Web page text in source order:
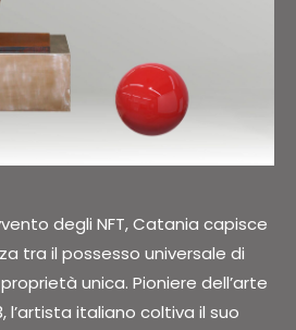
degli NFT, Catania capisce
tra il possesso universale di
unica. Pioniere dell’arte
l’artista italiano coltiva il suo